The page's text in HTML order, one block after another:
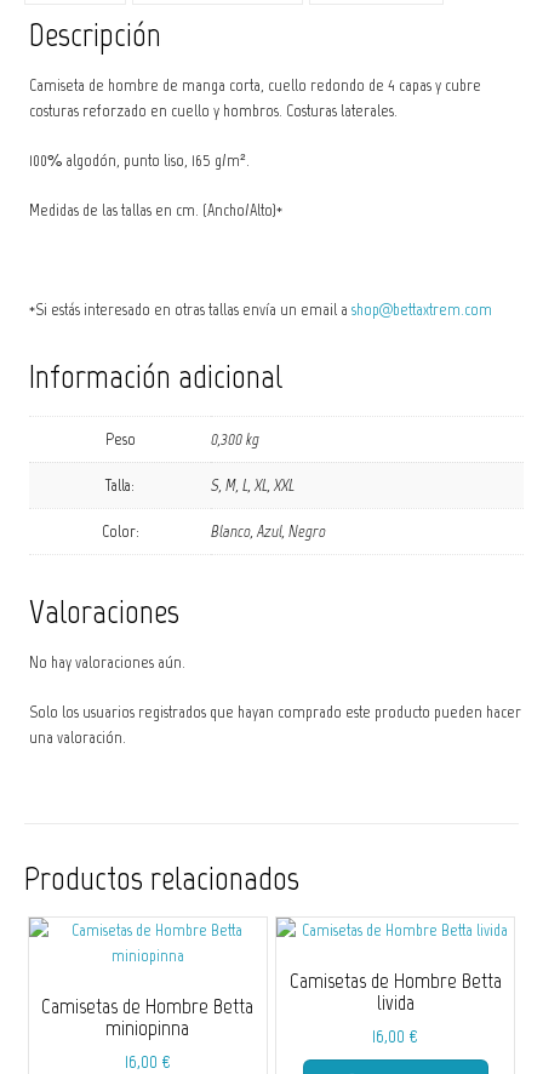
Descripción
Camiseta de hombre de manga corta, cuello redondo de 4 capas y cubre
costuras reforzado en cuello y hombros. Costuras laterales.
100% algodón, punto liso, 165 g/m².
Medidas de las tallas en cm. (Ancho/Alto)*
*Si estás interesado en otras tallas envía un email ashop@bettaxtrem.com
Información adicional
Peso 0,300 kg
Talla: S, M, L, XL, XXL
Color: Blanco, Azul, Negro
Valoraciones
No hay valoraciones aún.
Solo los usuarios registrados que hayan comprado este producto pueden hacer
una valoración.
Productos relacionados
Camisetas de Hombre Betta
miniopinna
16,00 €
Camisetas de Hombre Betta
livida
16,00 €
Este